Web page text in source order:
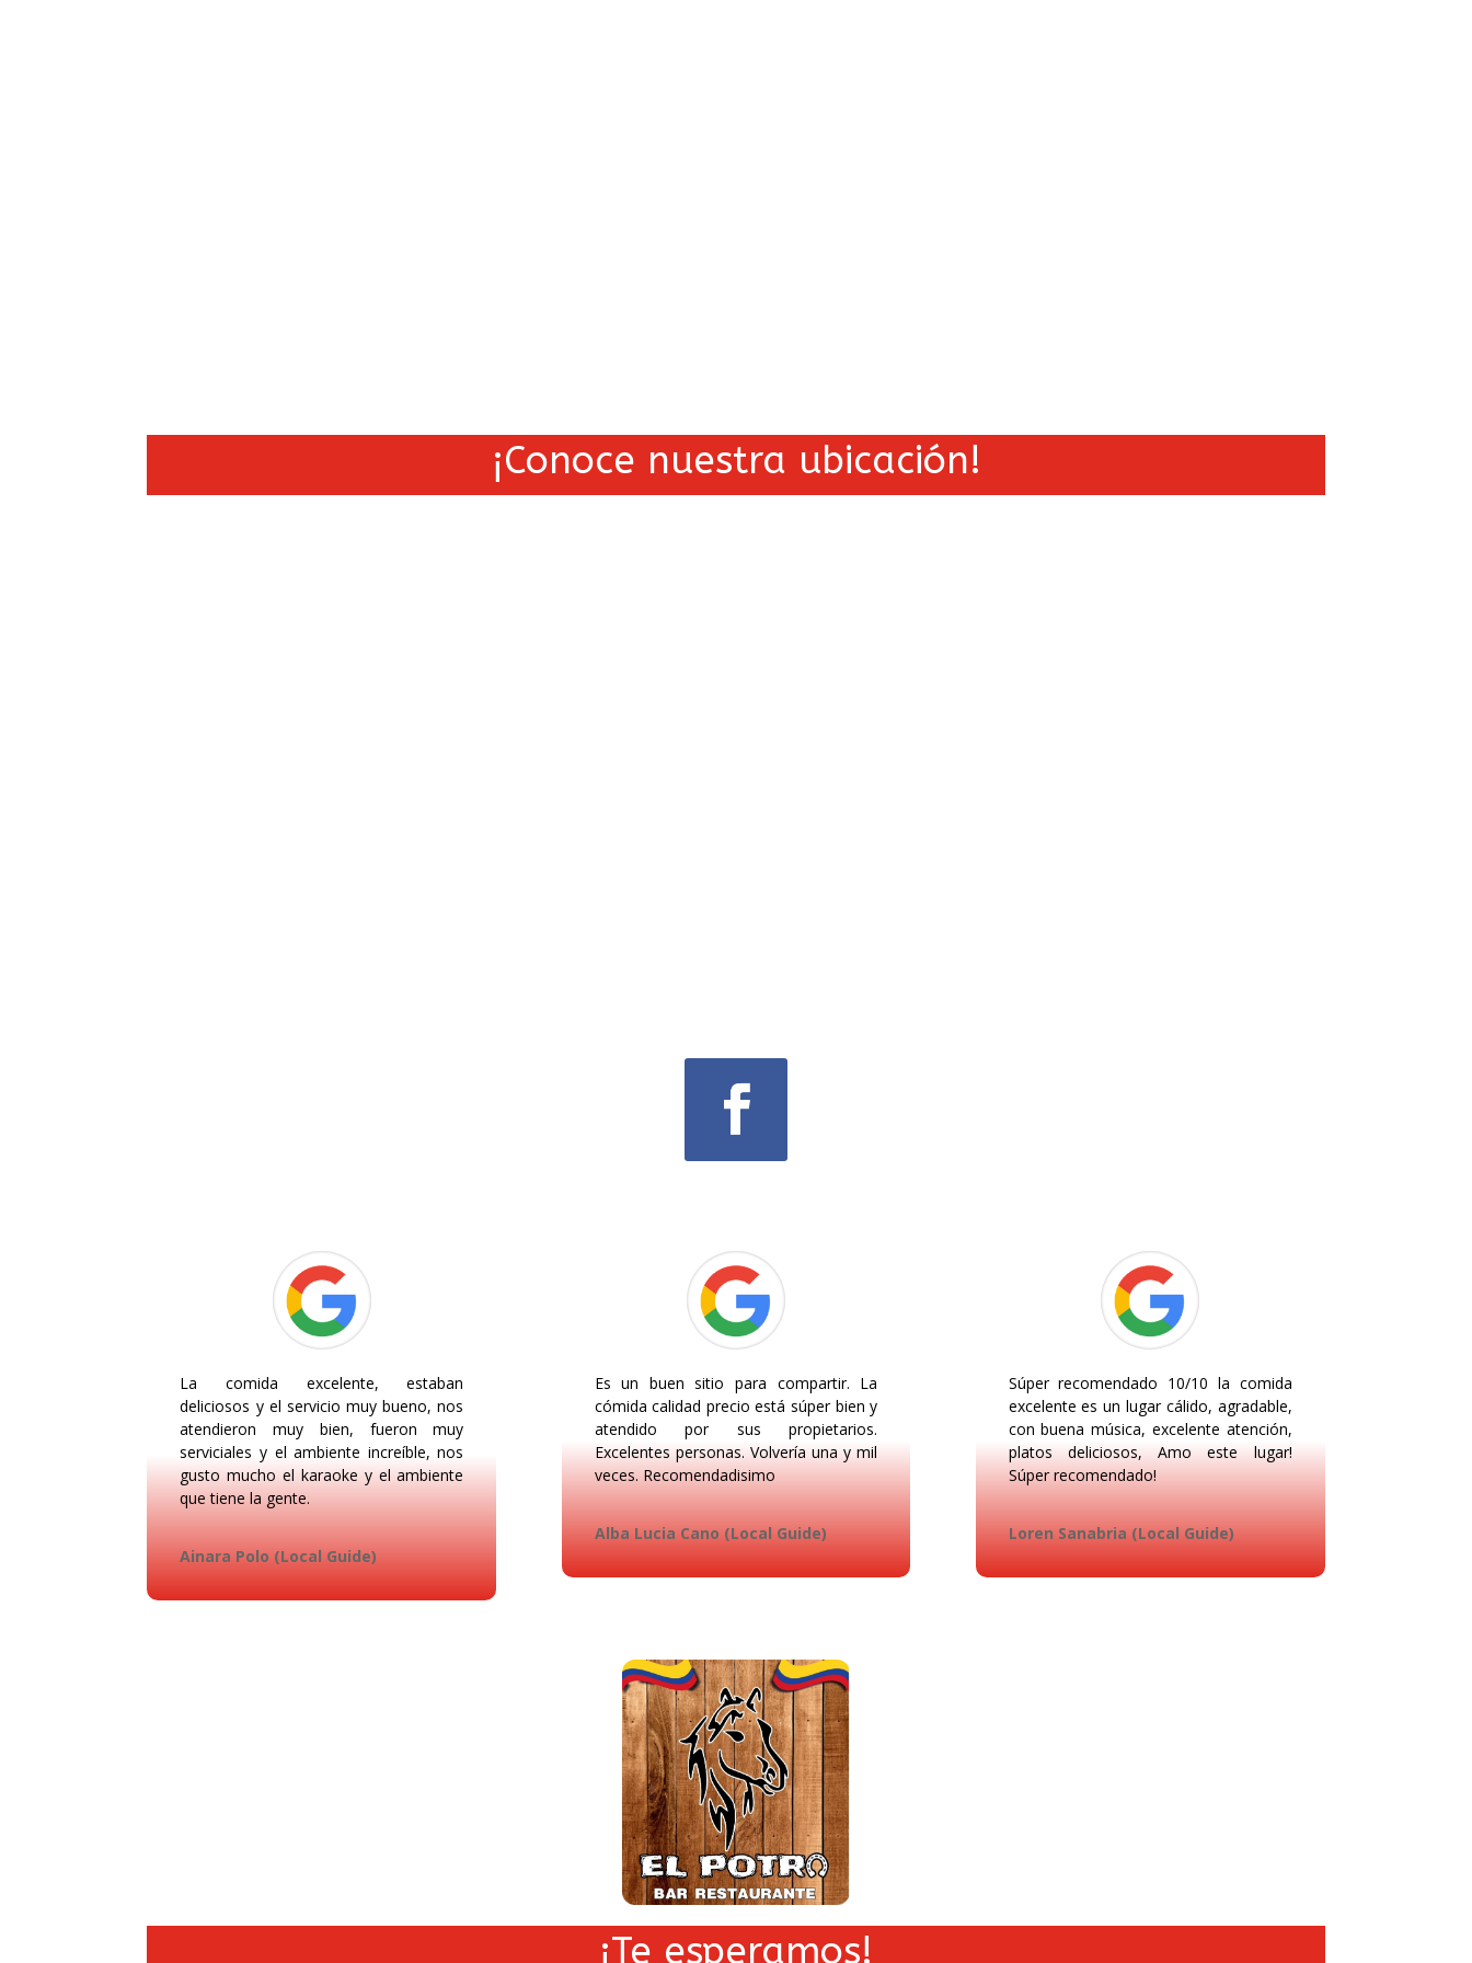
¡Conoce nuestra ubicación!
La comida excelente, estaban
deliciosos y el servicio muy bueno, nos
atendieron muy bien, fueron muy
serviciales y el ambiente increíble, nos
gusto mucho el karaoke y el ambiente
que tiene la gente.
Ainara Polo (Local Guide)
Es un buen sitio para compartir. La
cómida calidad precio está súper bien y
atendido por sus propietarios.
Excelentes personas. Volvería una y mil
veces. Recomendadisimo
Alba Lucia Cano (Local Guide)
Súper recomendado 10/10 la comida
excelente es un lugar cálido, agradable,
con buena música, excelente atención,
platos deliciosos, Amo este lugar!
Súper recomendado!
Loren Sanabria (Local Guide)
¡Te esperamos!